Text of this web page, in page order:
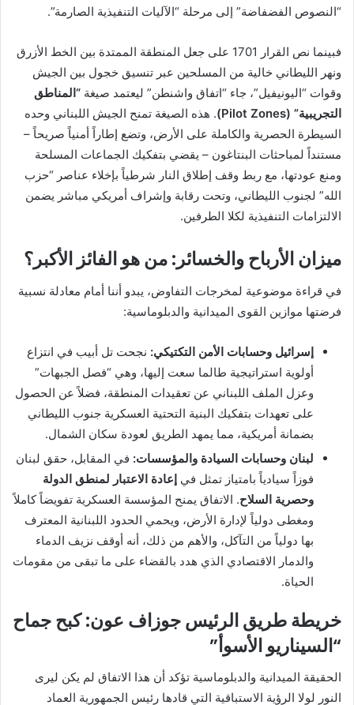
“النصوص الفضفاضة” إلى مرحلة “الآليات التنفيذية الصارمة”.
فبينما نص القرار 1701 على جعل المنطقة الممتدة بين الخط الأزرق
ونهر الليطاني خالية من المسلحين عبر تنسيق خجول بين الجيش
وقوات “اليونيفيل”، جاء “اتفاق واشنطن” ليعتمد صيغة “المناطق
التجريبية” (Pilot Zones)
. هذه الصيغة تمنح الجيش اللبناني وحده
السيطرة الحصرية والكاملة على الأرض، وتضع إطاراً أمنياً صريحاً –
مستنداً لمباحثات البنتاغون – يقضي بتفكيك الجماعات المسلحة
ومنع عودتها، مع ربط وقف إطلاق النار شرطياً بإخلاء عناصر “حزب
الله” لجنوب الليطاني، وتحت رقابة وإشراف أمريكي مباشر يضمن
الالتزامات التنفيذية لكلا الطرفين.
ميزان الأرباح والخسائر: من هو الفائز الأكبر؟
في قراءة موضوعية لمخرجات التفاوض، يبدو أننا أمام معادلة نسبية
فرضتها موازين القوى الميدانية والدبلوماسية:
إسرائيل وحسابات الأمن التكتيكي: نجحت تل أبيب في انتزاع
أولوية استراتيجية طالما سعت إليها، وهي “فصل الجبهات”
وعزل الملف اللبناني عن تعقيدات المنطقة، فضلاً عن الحصول
على تعهدات بتفكيك البنية التحتية العسكرية جنوب الليطاني
بضمانة أمريكية، مما يمهد الطريق لعودة سكان الشمال.
لبنان وحسابات السيادة والمؤسسات: في المقابل، حقق لبنان
فوزاً سيادياً بامتياز تمثل في إعادة الاعتبار لمنطق الدولة
وحصرية السلاح. الاتفاق يمنح المؤسسة العسكرية تفويضاً كاملاً
ومغطى دولياً لإدارة الأرض، ويحمي الحدود اللبنانية المعترف
بها دولياً من التآكل، والأهم من ذلك، أنه أوقف نزيف الدماء
والدمار الاقتصادي الذي هدد بالقضاء على ما تبقى من مقومات
الحياة.
خريطة طريق الرئيس جوزاف عون: كبح جماح
“السيناريو الأسوأ”
الحقيقة الميدانية والدبلوماسية تؤكد أن هذا الاتفاق لم يكن ليرى
النور لولا الرؤية الاستباقية التي قادها رئيس الجمهورية العماد